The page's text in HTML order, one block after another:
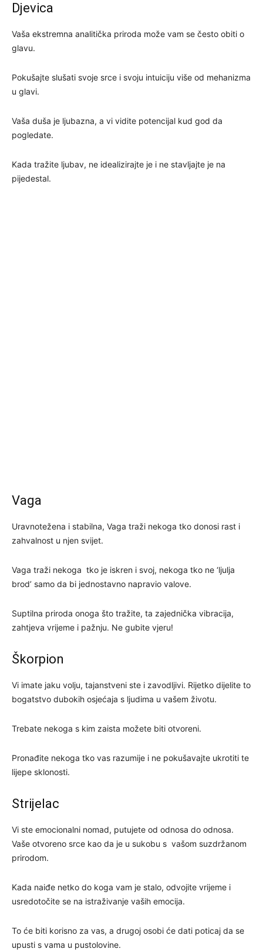
Djevica
Vaša ekstremna analitička priroda može vam se često obiti o
glavu.
Pokušajte slušati svoje srce i svoju intuiciju više od mehanizma
u glavi.
Vaša duša je ljubazna, a vi vidite potencijal kud god da
pogledate.
Kada tražite ljubav, ne idealizirajte je i ne stavljajte je na
pijedestal.
Vaga
Uravnotežena i stabilna, Vaga traži nekoga tko donosi rast i
zahvalnost u njen svijet.
Vaga traži nekoga tko je iskren i svoj, nekoga tko ne ‘ljulja
brod’ samo da bi jednostavno napravio valove.
Suptilna priroda onoga što tražite, ta zajednička vibracija,
zahtjeva vrijeme i pažnju. Ne gubite vjeru!
Škorpion
Vi imate jaku volju, tajanstveni ste i zavodljivi. Rijetko dijelite to
bogatstvo dubokih osjećaja s ljudima u vašem životu.
Trebate nekoga s kim zaista možete biti otvoreni.
Pronađite nekoga tko vas razumije i ne pokušavajte ukrotiti te
lijepe sklonosti.
Strijelac
Vi ste emocionalni nomad, putujete od odnosa do odnosa.
Vaše otvoreno srce kao da je u sukobu s vašom suzdržanom
prirodom.
Kada naiđe netko do koga vam je stalo, odvojite vrijeme i
usredotočite se na istraživanje vaših emocija.
To će biti korisno za vas, a drugoj osobi će dati poticaj da se
upusti s vama u pustolovine.